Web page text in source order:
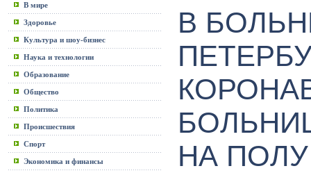
В мире
Здоровье
Культура и шоу-бизнес
Наука и технологии
Образование
Общество
Политика
Происшествия
Спорт
Экономика и финансы
В
НА ПОЛУ